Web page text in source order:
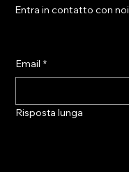
Entra in contatto con noi
Email *
Risposta lunga